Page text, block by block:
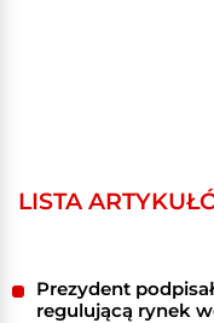
LISTA
Prezydent
regulującą rynek